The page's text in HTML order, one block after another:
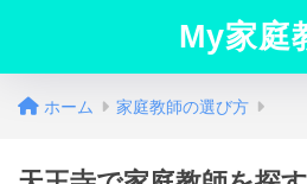
My家庭
ホーム 家庭教師の選び方